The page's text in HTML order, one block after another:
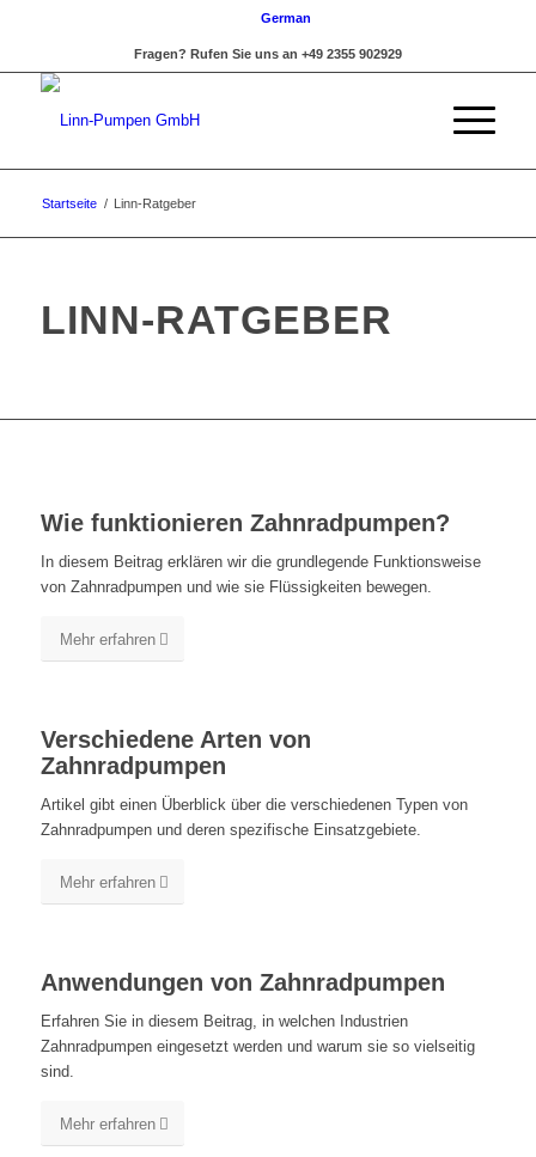
German
Fragen? Rufen Sie uns an +49 2355 902929
Startseite / Linn-Ratgeber
LINN-RATGEBER
Wie funktionieren Zahnradpumpen?
In diesem Beitrag erklären wir die grundlegende Funktionsweise
von Zahnradpumpen und wie sie Flüssigkeiten bewegen.
Mehr erfahren
Verschiedene Arten von
Zahnradpumpen
Artikel gibt einen Überblick über die verschiedenen Typen von
Zahnradpumpen und deren spezifische Einsatzgebiete.
Mehr erfahren
Anwendungen von Zahnradpumpen
Erfahren Sie in diesem Beitrag, in welchen Industrien
Zahnradpumpen eingesetzt werden und warum sie so vielseitig
sind.
Mehr erfahren